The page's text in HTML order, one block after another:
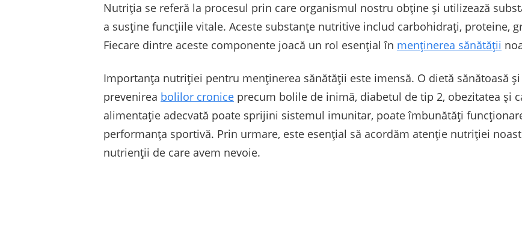
Nutriția se referă la procesul prin care organismul nostru obține și utilizează
a susține funcțiile vitale. Aceste substanțe nutritive includ carbohidrați, proteine,
Fiecare dintre aceste componente joacă un rol esențial în menținerea sănătății
Importanța nutriției pentru menținerea sănătății este imensă. O dietă sănătoasă
prevenirea bolilor cronice precum bolile de inimă, diabetul de tip 2, obezitatea și
alimentație adecvată poate sprijini sistemul imunitar, poate îmbunătăți
performanța sportivă. Prin urmare, este esențial să acordăm atenție nutriției
nutrienții de care avem nevoie.